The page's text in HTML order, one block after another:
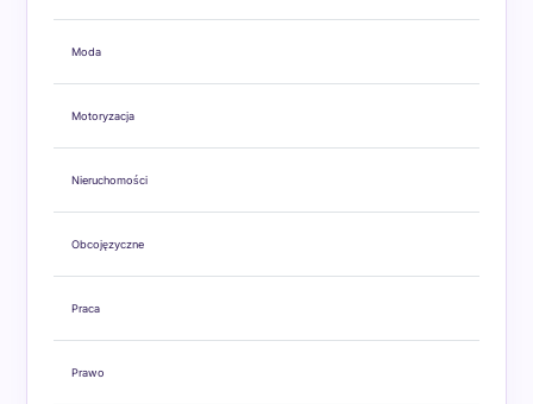
Moda
Motoryzacja
Nieruchomości
Obcojęzyczne
Praca
Prawo